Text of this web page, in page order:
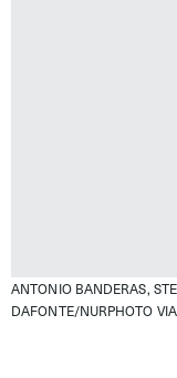
ANTONIO BANDERAS,
DAFONTE/NURPHOTO